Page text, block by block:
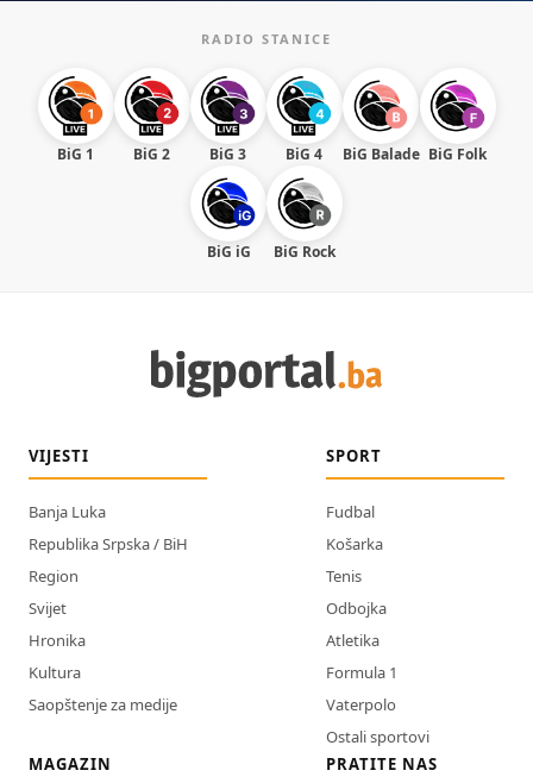
RADIO STANICE
BiG 1 BiG 2 BiG 3 BiG 4 BiG Balade BiG Folk
BiG iG BiG Rock
VIJESTI
Banja Luka
Republika Srpska / BiH
Region
Svijet
Hronika
Kultura
Saopštenje za medije
SPORT
Fudbal
Košarka
Tenis
Odbojka
Atletika
Formula 1
Vaterpolo
Ostali sportovi
MAGAZIN
PRATITE NAS